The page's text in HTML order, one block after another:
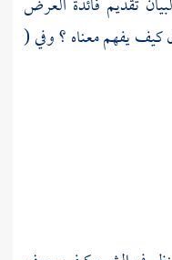
كيف يفهم معناه ؟ وفي (